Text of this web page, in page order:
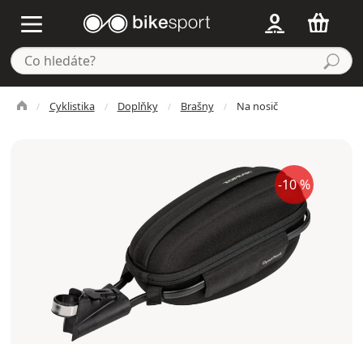
Cyklistika Doplňky Brašny Na nosič
-10 %